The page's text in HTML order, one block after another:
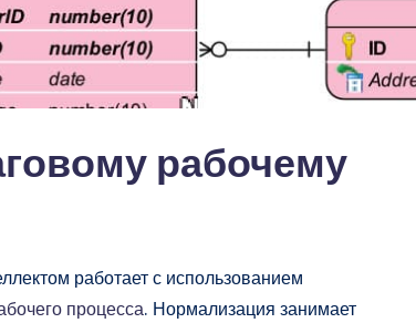
рабочему
работает с использованием
процесса. Нормализация занимает